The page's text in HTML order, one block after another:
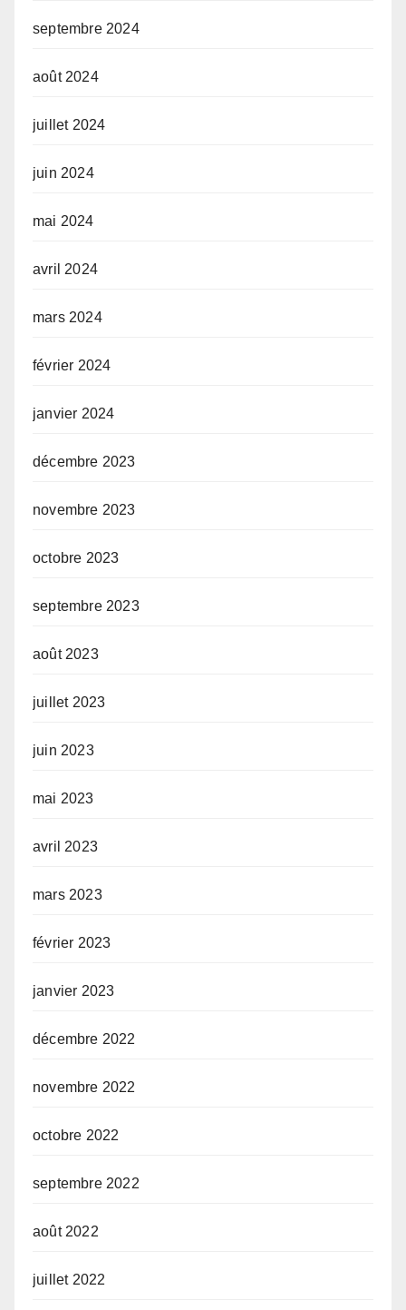
septembre 2024
août 2024
juillet 2024
juin 2024
mai 2024
avril 2024
mars 2024
février 2024
janvier 2024
décembre 2023
novembre 2023
octobre 2023
septembre 2023
août 2023
juillet 2023
juin 2023
mai 2023
avril 2023
mars 2023
février 2023
janvier 2023
décembre 2022
novembre 2022
octobre 2022
septembre 2022
août 2022
juillet 2022